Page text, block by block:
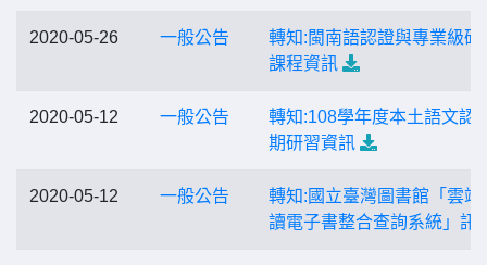
2020-05-26 一般公告
轉知:閩南語認證與專業級研
課程資訊
2020-05-12 一般公告
轉知:108學年度本土語文認
期研習資訊
2020-05-12 一般公告
轉知:國立臺灣圖書館「雲端
讀電子書整合查詢系統」訊